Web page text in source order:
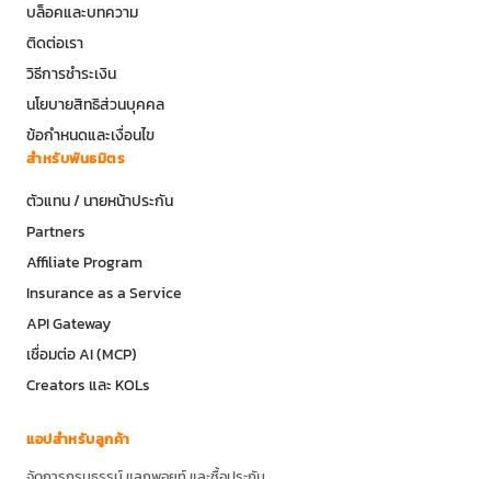
บล็อคและบทความ
ติดต่อเรา
วิธีการชำระเงิน
นโยบายสิทธิส่วนบุคคล
ข้อกำหนดและเงื่อนไข
สำหรับพันธมิตร
ตัวแทน / นายหน้าประกัน
Partners
Affiliate Program
Insurance as a Service
API Gateway
เชื่อมต่อ AI (MCP)
Creators และ KOLs
แอปสำหรับลูกค้า